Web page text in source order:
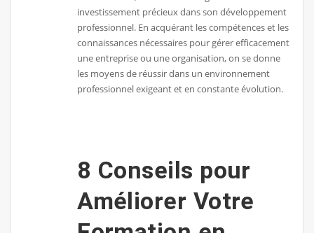
investissement précieux dans son développement
professionnel. En acquérant les compétences et les
connaissances nécessaires pour gérer efficacement
une entreprise ou une organisation, on se donne
les moyens de réussir dans un environnement
professionnel exigeant et en constante évolution.
8 Conseils pour
Améliorer Votre